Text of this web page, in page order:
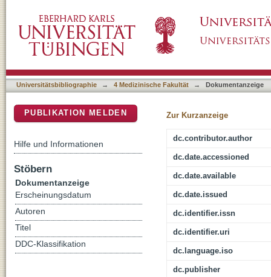
Universitätsbibliographie → 4 Medizinische Fakultät → Dokumentanzeige
Zur Kurzanzeige
dc.contributor.author
dc.date.accessioned
dc.date.available
dc.date.issued
dc.identifier.issn
dc.identifier.uri
dc.language.iso
dc.publisher
PUBLIKATION MELDEN
Hilfe und Informationen
Stöbern
Dokumentanzeige
Erscheinungsdatum
Autoren
Titel
DDC-Klassifikation